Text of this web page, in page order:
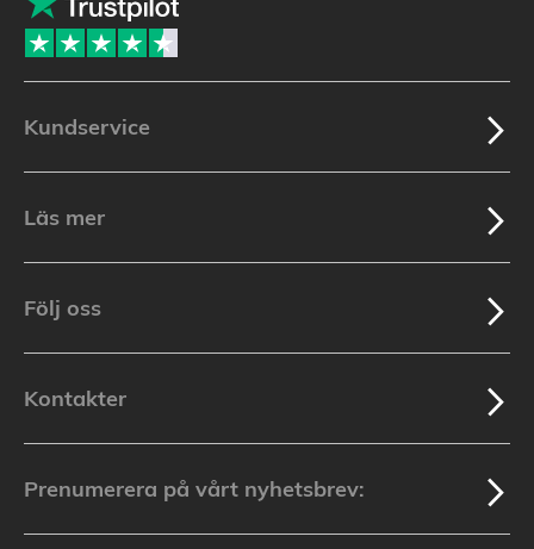
Kundservice
Läs mer
Följ oss
Kontakter
Prenumerera på vårt nyhetsbrev: